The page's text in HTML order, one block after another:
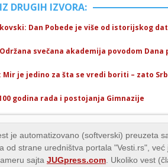
DRUGIH IZVORA:
Dan Pobede je više od istorijskog
svečana akademija povodom
Mir je jedino za šta se vredi boriti – zato
100 godina rada i postojanja Gimnazije
je automatizovano (softverski) preuzeta
od strane uredništva portala "Vesti.rs",
sajta JUGpress.com . Ukoliko vest